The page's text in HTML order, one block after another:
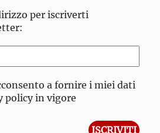
per iscriverti
a fornire i miei dati
policy in vigore